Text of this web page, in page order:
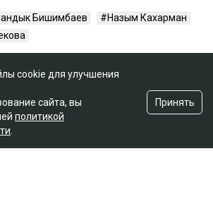
Бишимбаев
Назым Кахарман
cookie для улучшения
сайта, вы
политикой
Принять